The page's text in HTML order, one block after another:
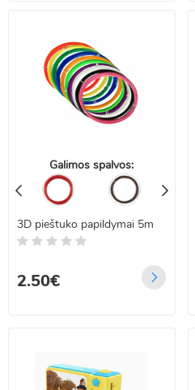
Galimos spalvos:
3D pieštuko papildymai 5m
2.50€